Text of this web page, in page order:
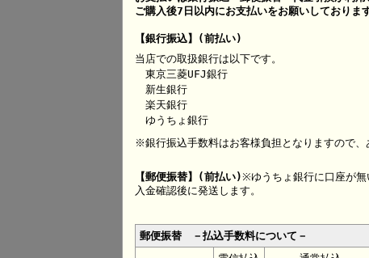
ご購入後7日以内にお支払いをお願いしております
【銀行振込】(前払い)
当店での取扱銀行は以下です。
東京三菱UFJ銀行
新生銀行
楽天銀行
ゆうちょ銀行
※銀行振込手数料はお客様負担となりますので、
【郵便振替】(前払い)※ゆうちょ銀行に口座が無
入金確認後に発送します。
郵便振替 －払込手数料について－